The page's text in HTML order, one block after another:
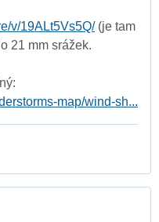
v/19ALt5Vs5Q/(je tam
21 mm srážek.
map/wind-sh...